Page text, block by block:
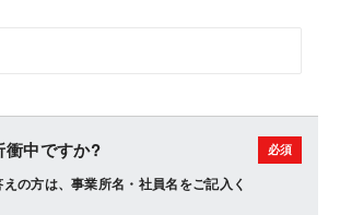
衝中ですか?
えの方は、事業所名・社員名をご記入く